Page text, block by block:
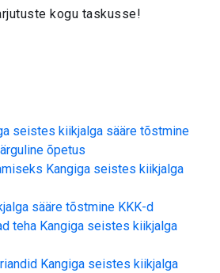
kogu taskusse!
seistes kiikjalga sääre tõstmine
õpetus
Kangiga seistes kiikjalga
sääre tõstmine KKK-d
teha Kangiga seistes kiikjalga
Kangiga seistes kiikjalga